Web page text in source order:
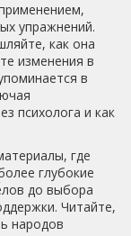
упражнений.
как она
изменения в
в
психолога и как
где
глубокие
до выбора
Читайте,
народов